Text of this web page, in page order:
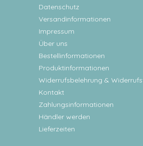
Datenschutz
Versandinformationen
Impressum
Über uns
Bestellinformationen
Produktinformationen
Widerrufsbelehrung &
Kontakt
Zahlungsinformationen
Händler werden
Lieferzeiten